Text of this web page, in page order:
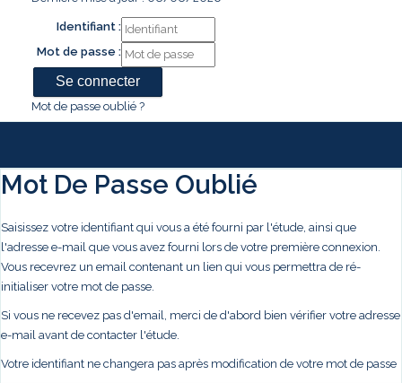
Identifiant :
Mot de passe :
Mot de passe oublié ?
Mot De Passe Oublié
Saisissez votre identifiant qui vous a été fourni par l'étude, ainsi que
l'adresse e-mail que vous avez fourni lors de votre première connexion.
Vous recevrez un email contenant un lien qui vous permettra de ré-
initialiser votre mot de passe.
Si vous ne recevez pas d'email, merci de d'abord bien vérifier votre adresse
e-mail avant de contacter l'étude.
Votre identifiant ne changera pas après modification de votre mot de passe